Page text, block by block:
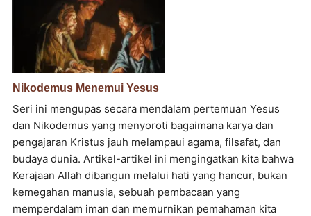
Nikodemus Menemui Yesus
Seri ini mengupas secara mendalam pertemuan Yesus
dan Nikodemus yang menyoroti bagaimana karya dan
pengajaran Kristus jauh melampaui agama, filsafat, dan
budaya dunia. Artikel-artikel ini mengingatkan kita bahwa
Kerajaan Allah dibangun melalui hati yang hancur, bukan
kemegahan manusia, sebuah pembacaan yang
memperdalam iman dan memurnikan pemahaman kita